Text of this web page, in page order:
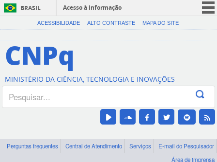
BRASIL
Acesso à informação
CORONAVÍRUS (COVID-19)
Canais
ACESSIBILIDADE ALTO CONTRASTE MAPA DO SITE
CNPq
MINISTÉRIO DA CIÊNCIA, TECNOLOGIA E INOVAÇÕES
Perguntas frequentes Central de Atendimento Serviços
E-mail do Pesquisador
Área de imprensa